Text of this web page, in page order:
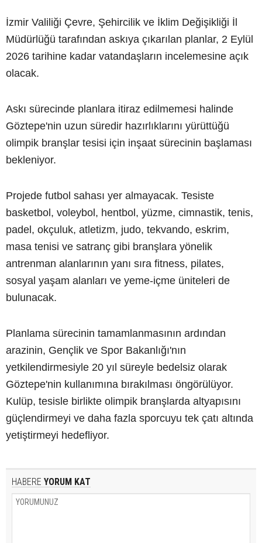
İzmir Valiliği Çevre, Şehircilik ve İklim Değişikliği İl
Müdürlüğü tarafından askıya çıkarılan planlar, 2 Eylül
2026 tarihine kadar vatandaşların incelemesine açık
olacak.
Askı sürecinde planlara itiraz edilmemesi halinde
Göztepe'nin uzun süredir hazırlıklarını yürüttüğü
olimpik branşlar tesisi için inşaat sürecinin başlaması
bekleniyor.
Projede futbol sahası yer almayacak. Tesiste
basketbol, voleybol, hentbol, yüzme, cimnastik, tenis,
padel, okçuluk, atletizm, judo, tekvando, eskrim,
masa tenisi ve satranç gibi branşlara yönelik
antrenman alanlarının yanı sıra fitness, pilates,
sosyal yaşam alanları ve yeme-içme üniteleri de
bulunacak.
Planlama sürecinin tamamlanmasının ardından
arazinin, Gençlik ve Spor Bakanlığı'nın
yetkilendirmesiyle 20 yıl süreyle bedelsiz olarak
Göztepe'nin kullanımına bırakılması öngörülüyor.
Kulüp, tesisle birlikte olimpik branşlarda altyapısını
güçlendirmeyi ve daha fazla sporcuyu tek çatı altında
yetiştirmeyi hedefliyor.
HABERE YORUM KAT